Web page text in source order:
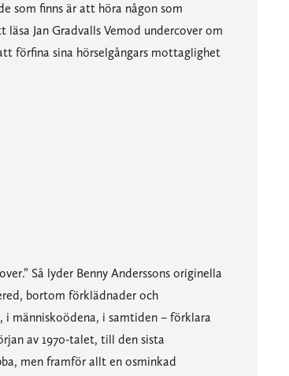
som finns är att höra någon som
Jan Gradvalls Vemod undercover om
förfina sina hörselgångars mottaglighet
Så lyder Benny Anderssons originella
bortom förklädnader och
människoödena, i samtiden – förklara
av 1970-talet, till den sista
men framför allt en osminkad